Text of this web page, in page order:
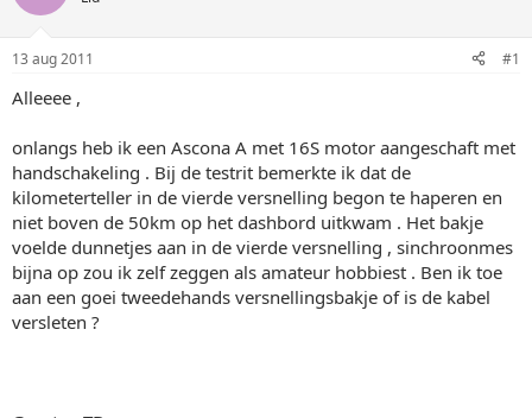
a
r
r
13 aug 2011 #1
Alleeee ,
onlangs heb ik een Ascona A met 16S motor aangeschaft met
handschakeling . Bij de testrit bemerkte ik dat de
kilometerteller in de vierde versnelling begon te haperen en
niet boven de 50km op het dashbord uitkwam . Het bakje
voelde dunnetjes aan in de vierde versnelling , sinchroonmes
bijna op zou ik zelf zeggen als amateur hobbiest . Ben ik toe
aan een goei tweedehands versnellingsbakje of is de kabel
versleten ?